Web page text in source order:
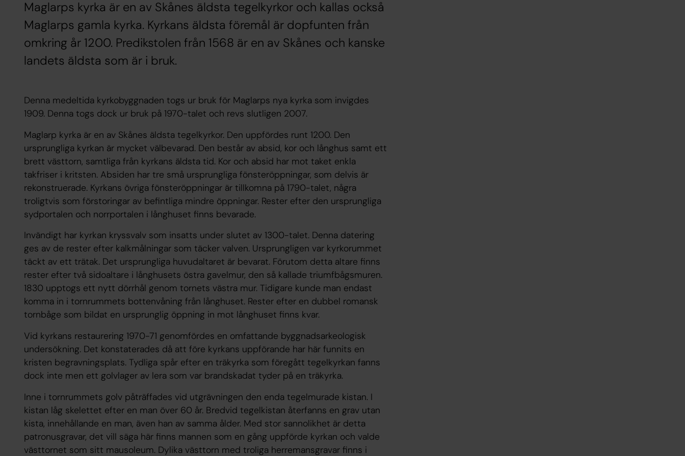
Maglarps kyrka är en av Skånes äldsta tegelkyrkor och kallas också
Maglarps gamla kyrka. Kyrkans äldsta föremål är dopfunten från
omkring år 1200. Predikstolen från 1568 är en av Skånes och kanske
landets äldsta som är i bruk.
Denna medeltida kyrkobyggnaden togs ur bruk för Maglarps nya kyrka som invigdes
1909. Denna togs dock ur bruk på 1970-talet och revs slutligen 2007.
Maglarp kyrka är en av Skånes äldsta tegelkyrkor. Den uppfördes runt 1200. Den
ursprungliga kyrkan är mycket välbevarad. Den består av absid, kor och långhus samt ett
brett västtorn, samtliga från kyrkans äldsta tid. Kor och absid har mot taket enkla
takfriser i kritsten. Absiden har tre små ursprungliga fönsteröppningar, som delvis är
rekonstruerade. Kyrkans övriga fönsteröppningar är tillkomna på 1790-talet, några
troligtvis som förstoringar av befintliga mindre öppningar. Rester efter den ursprungliga
sydportalen och norrportalen i långhuset finns bevarade.
Invändigt har kyrkan kryssvalv som insatts under slutet av 1300-talet. Denna datering
ges av de rester efter kalkmålningar som täcker valven. Ursprungligen var kyrkorummet
täckt av ett trätak. Det ursprungliga huvudaltaret är bevarat. Förutom detta altare finns
rester efter två sidoaltare i långhusets östra gavelmur, den så kallade triumfbågsmuren.
1830 upptogs ett nytt dörrhål genom tornets västra mur. Tidigare kunde man endast
komma in i tornrummets bottenvåning från långhuset. Rester efter en dubbel romansk
tornbåge som bildat en ursprunglig öppning in mot långhuset finns kvar.
Vid kyrkans restaurering 1970-71 genomfördes en omfattande byggnadsarkeologisk
undersökning. Det konstaterades då att före kyrkans uppförande har här funnits en
kristen begravningsplats. Tydliga spår efter en träkyrka som föregått tegelkyrkan fanns
dock inte men ett golvlager av lera som var brandskadat tyder på en träkyrka.
Inne i tornrummets golv påträffades vid utgrävningen den enda tegelmurade kistan. I
kistan låg skelettet efter en man över 60 år. Bredvid tegelkistan återfanns en grav utan
kista, innehållande en man, även han av samma ålder. Med stor sannolikhet är detta
patronusgravar, det vill säga här finns mannen som en gång uppförde kyrkan och valde
västtornet som sitt mausoleum. Dylika västtorn med troliga herremansgravar finns i